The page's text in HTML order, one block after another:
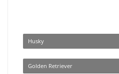
Husky
Golden Retriever